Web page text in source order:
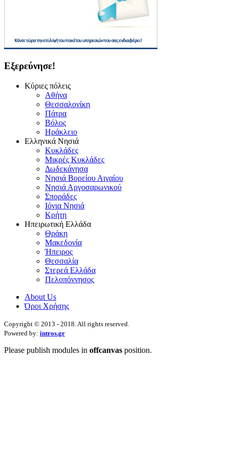
Εξερεύνησε!
Κύριες πόλεις
Αθήνα
Θεσσαλονίκη
Πάτρα
Βόλος
Ηράκλειο
Ελληνικά Νησιά
Κυκλάδες
Μικρές Κυκλάδες
Δωδεκάνησα
Νησιά Βορείου Αιγαίου
Νησιά Αργοσαρωνικού
Σποράδες
Ιόνια Νησιά
Κρήτη
Ηπειρωτική Ελλάδα
Θράκη
Μακεδονία
Ήπειρος
Θεσσαλία
Στερεά Ελλάδα
Πελοπόννησος
About Us
Όροι Χρήσης
Copyright © 2013 - 2018. All rights reserved.
Powered by: intros.gr
Please publish modules in offcanvas position.